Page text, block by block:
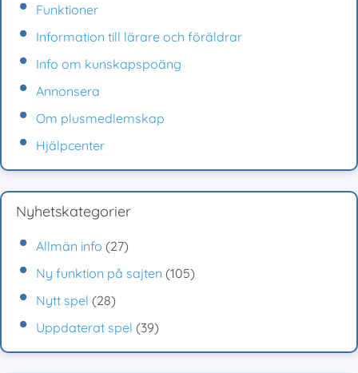
Funktioner
Information till lärare och föräldrar
Info om kunskapspoäng
Annonsera
Om plusmedlemskap
Hjälpcenter
Nyhetskategorier
Allmän info (27)
Ny funktion på sajten (105)
Nytt spel (28)
Uppdaterat spel (39)